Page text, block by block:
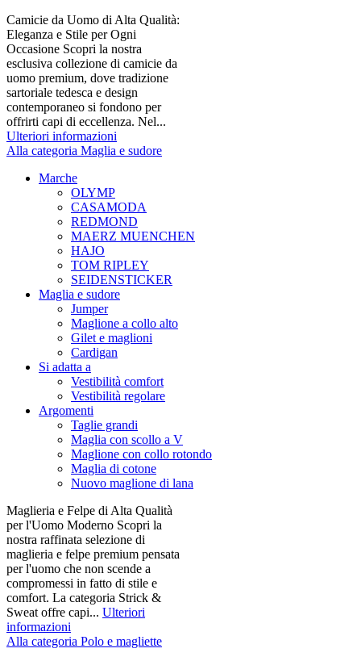
Camicie da Uomo di Alta Qualità:
Eleganza e Stile per Ogni
Occasione Scopri la nostra
esclusiva collezione di camicie da
uomo premium, dove tradizione
sartoriale tedesca e design
contemporaneo si fondono per
offrirti capi di eccellenza. Nel...
Ulteriori informazioni
Alla categoria Maglia e sudore
Marche
OLYMP
CASAMODA
REDMOND
MAERZ MUENCHEN
HAJO
TOM RIPLEY
SEIDENSTICKER
Maglia e sudore
Jumper
Maglione a collo alto
Gilet e maglioni
Cardigan
Si adatta a
Vestibilità comfort
Vestibilità regolare
Argomenti
Taglie grandi
Maglia con scollo a V
Maglione con collo rotondo
Maglia di cotone
Nuovo maglione di lana
Maglieria e Felpe di Alta Qualità
per l'Uomo Moderno Scopri la
nostra raffinata selezione di
maglieria e felpe premium pensata
per l'uomo che non scende a
compromessi in fatto di stile e
comfort. La categoria Strick &
Sweat offre capi... Ulteriori
informazioni
Alla categoria Polo e magliette